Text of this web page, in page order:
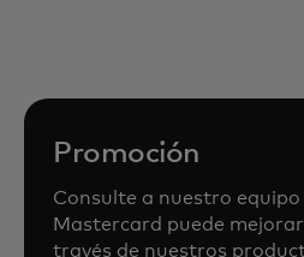
Promoción
Consulte a nuestro
Mastercard puede
través de nuestros